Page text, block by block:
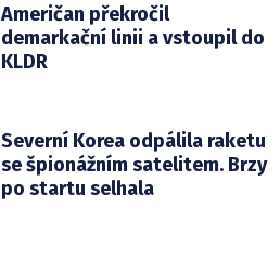
Američan překročil
demarkační linii a vstoupil do
KLDR
Severní Korea odpálila raketu
se špionážním satelitem. Brzy
po startu selhala